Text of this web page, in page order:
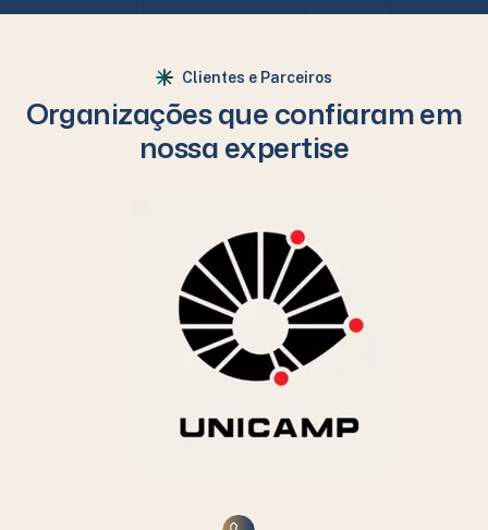
Clientes e Parceiros
Organizações que confiaram em
nossa expertise